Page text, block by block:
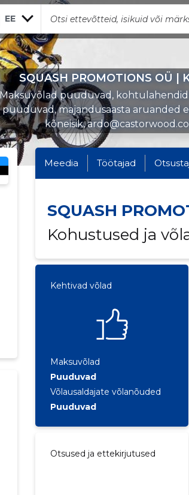
EE
SQUASH PROMOTIONS OÜ |
Maksuvõlad puuduvad,
puuduvad, majandusaasta aruanded
kõneisik,
Meedia Töötajad
SQUASH
Kohustused ja
Kehtivad võlad
Maksuvõlad
Puuduvad
Võlausaldajate võlanõuded
Puuduvad
Otsused ja ettekirjutused